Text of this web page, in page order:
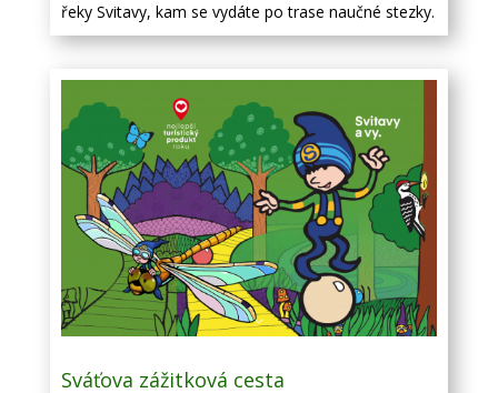
řeky Svitavy, kam se vydáte po trase naučné stezky.
Sváťova zážitková cesta